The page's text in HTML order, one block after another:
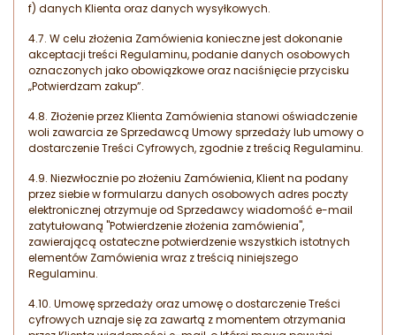
f) danych Klienta oraz danych wysyłkowych.
4.7. W celu złożenia Zamówienia konieczne jest dokonanie
akceptacji treści Regulaminu, podanie danych osobowych
oznaczonych jako obowiązkowe oraz naciśnięcie przycisku
„Potwierdzam zakup”.
4.8. Złożenie przez Klienta Zamówienia stanowi oświadczenie
woli zawarcia ze Sprzedawcą Umowy sprzedaży lub umowy o
dostarczenie Treści Cyfrowych, zgodnie z treścią Regulaminu.
4.9. Niezwłocznie po złożeniu Zamówienia, Klient na podany
przez siebie w formularzu danych osobowych adres poczty
elektronicznej otrzymuje od Sprzedawcy wiadomość e-mail
zatytułowaną "Potwierdzenie złożenia zamówienia",
zawierającą ostateczne potwierdzenie wszystkich istotnych
elementów Zamówienia wraz z treścią niniejszego
Regulaminu.
4.10. Umowę sprzedaży oraz umowę o dostarczenie Treści
cyfrowych uznaje się za zawartą z momentem otrzymania